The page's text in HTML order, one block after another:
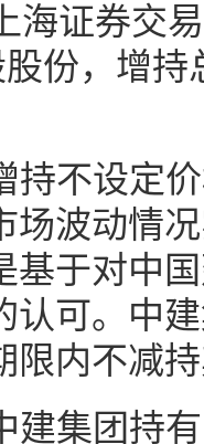
海证券交
份，增
持不设定
场波动情
基于对中
认可。中
限内不减
建集团持